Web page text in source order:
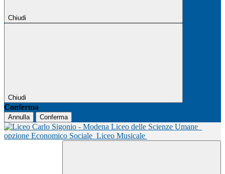
Chiudi
Chiudi
Conferma
Annulla Conferma
Liceo delle Scienze Umane
opzione Economico Sociale Liceo Musicale